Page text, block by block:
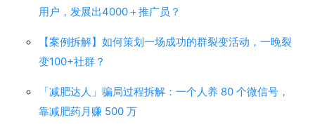
用户，发展出4000＋推广员？
【案例拆解】如何策划一场成功的群裂变活动，一晚裂
变100+社群？
「减肥达人」骗局过程拆解： 一个人养 80 个微信号，
靠减肥药月赚 500 万